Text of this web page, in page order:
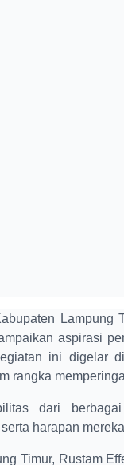
Lampung
aspirasi
ini digelar
rangka
dari
harapan
Timur, Rustam